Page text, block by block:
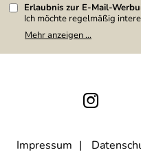
Erlaubnis zur E-Mail-
Ich möchte regelmäßig
Meine E-Mail-Adresse wird
weitergegeben. Zu
den Link "Abmelden" am
Datenschutzerklärung
Mehr anzeigen ...
Impressum